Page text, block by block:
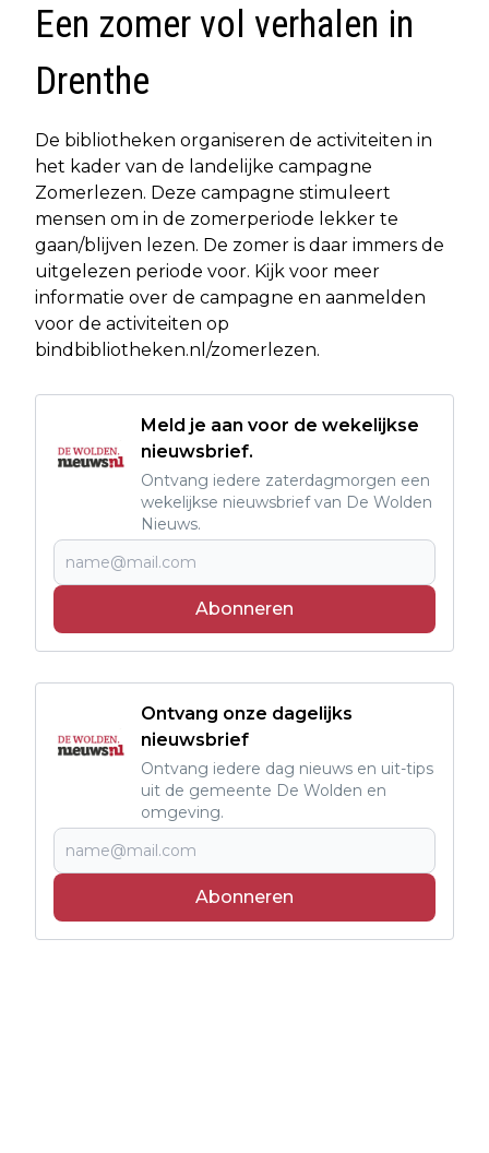
Een zomer vol verhalen in
Drenthe
De bibliotheken organiseren de activiteiten in
het kader van de landelijke campagne
Zomerlezen. Deze campagne stimuleert
mensen om in de zomerperiode lekker te
gaan/blijven lezen. De zomer is daar immers de
uitgelezen periode voor. Kijk voor meer
informatie over de campagne en aanmelden
voor de activiteiten op
bindbibliotheken.nl/zomerlezen.
Meld je aan voor de wekelijkse
nieuwsbrief.
Ontvang iedere zaterdagmorgen een
wekelijkse nieuwsbrief van De Wolden
Nieuws.
Abonneren
Ontvang onze dagelijks
nieuwsbrief
Ontvang iedere dag nieuws en uit-tips
uit de gemeente De Wolden en
omgeving.
Abonneren